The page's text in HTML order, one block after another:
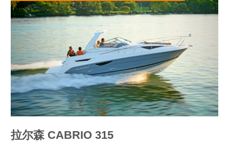
拉尔森 CABRIO 315